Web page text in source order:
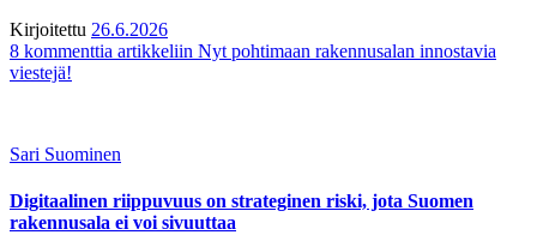
Kirjoitettu 26.6.2026
8 kommenttia artikkeliin Nyt pohtimaan rakennusalan innostavia
viestejä!
Sari Suominen
Digitaalinen riippuvuus on strateginen riski, jota Suomen
rakennusala ei voi sivuuttaa